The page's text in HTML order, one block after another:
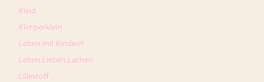
Kleid
Klimperklein
Leben mit Kindern
Leben.Lieben.Lachen
Lillestoff